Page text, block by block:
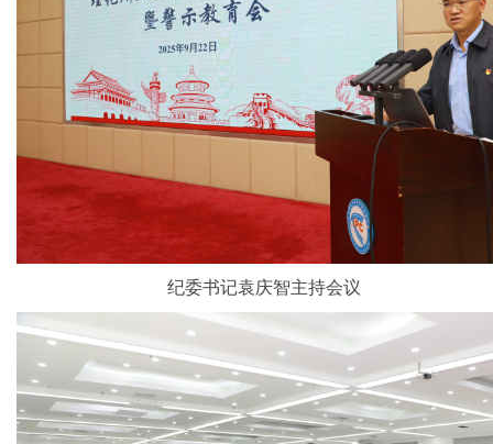
纪委书记袁庆智主持会议